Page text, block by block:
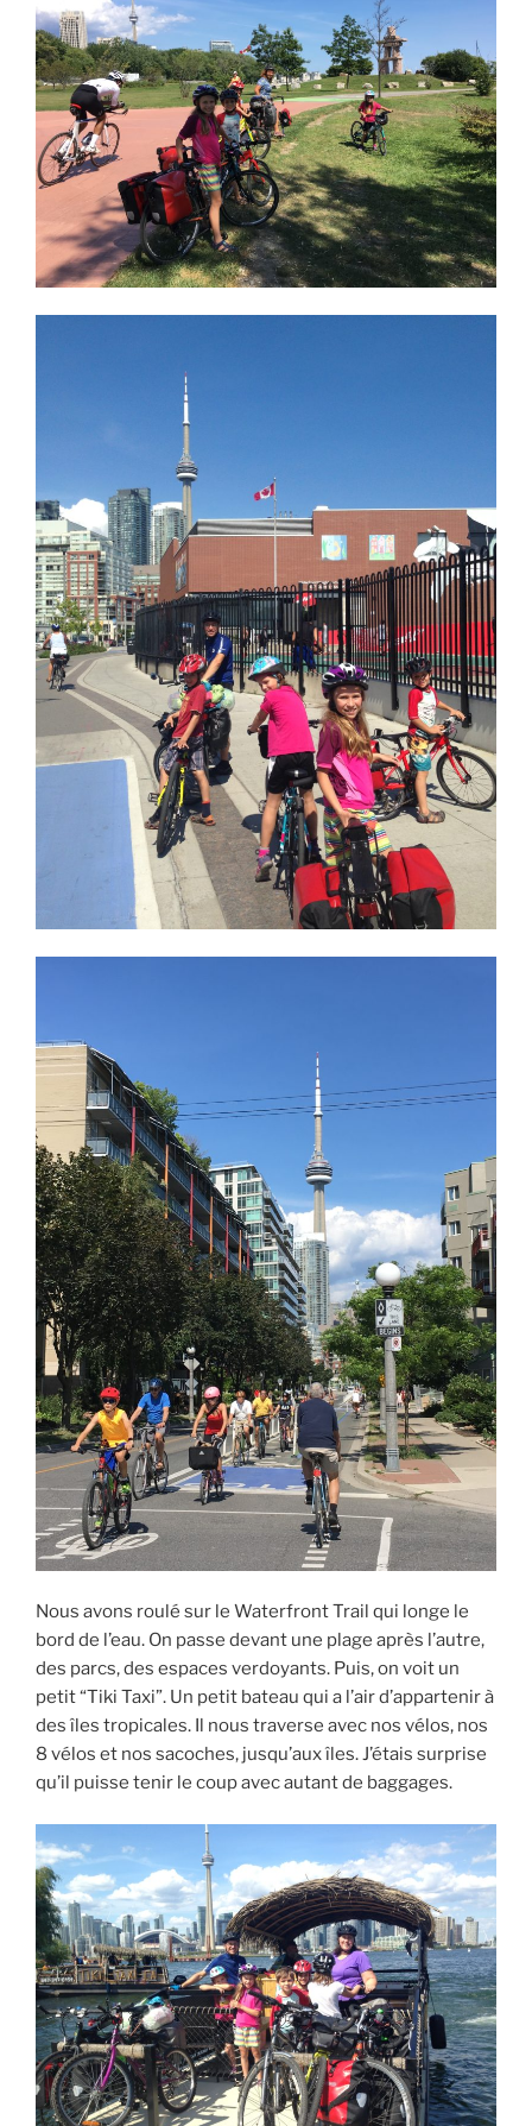
Nous avons roulé sur le Waterfront Trail qui longe le
bord de l’eau. On passe devant une plage après l’autre,
des parcs, des espaces verdoyants. Puis, on voit un
petit “Tiki Taxi”. Un petit bateau qui a l’air d’appartenir à
des îles tropicales. Il nous traverse avec nos vélos, nos
8 vélos et nos sacoches, jusqu’aux îles. J’étais surprise
qu’il puisse tenir le coup avec autant de baggages.